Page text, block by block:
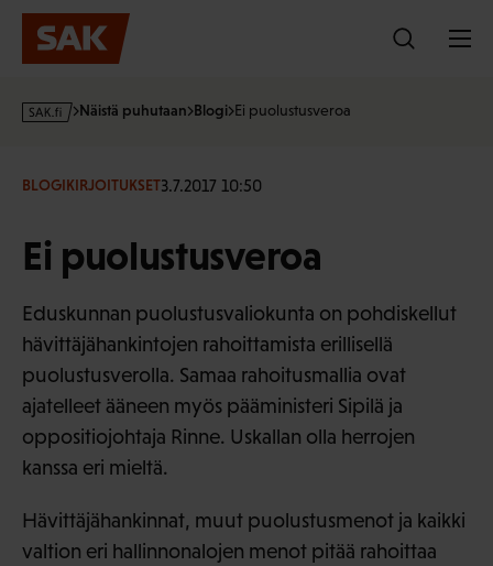
Hyppää
sisältöön
s
·
Näistä puhutaan Blogi Ei puolustusveroa
BLOGIKIRJOITUKSET3.7.2017 10:50
Ei puolustusveroa
Eduskunnan puolustusvaliokunta on pohdiskellut
hävittäjähankintojen rahoittamista erillisellä
puolustusverolla. Samaa rahoitusmallia ovat
ajatelleet ääneen myös pääministeri Sipilä ja
oppositiojohtaja Rinne. Uskallan olla herrojen
kanssa eri mieltä.
Hävittäjähankinnat, muut puolustusmenot ja kaikki
valtion eri hallinnonalojen menot pitää rahoittaa